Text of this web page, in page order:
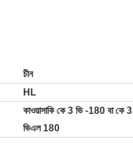
চীন
HL
কাওয়াসাকি কে 3 ভি -180 বা কে 3
ভিএল 180